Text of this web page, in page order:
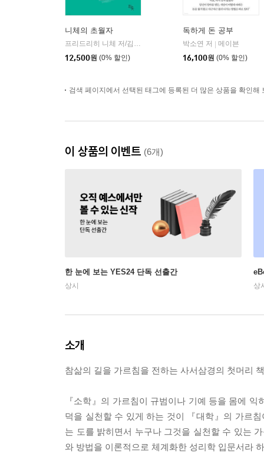
니체의 초월자
프리드리히 니체 저/김철 편역
12,500원 (0% 할인)
독하게 돈 공부
박소연 저
메이븐
16,100원 (0% 할인)
검색 페이지에서 선택된 태그에 등록된 더 많은 상품을 확인해
이 상품의 이벤트 (6개)
한 눈에 보는 YES24 단독 선출간
상시 상
소개
참삶의 길을 가르침을 전하는 사서삼경의 첫머리 책
『소학』의 가르침이 규범이나 기예 등을 몸에
덕을 실천할 수 있게 하는 것이 『대학』의 가르
는 도를 밝히면서 누구나 그것을 실천할 수 있는
와 방법을 이론적으로 체계화한 성리학 입문서라